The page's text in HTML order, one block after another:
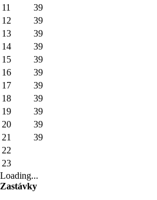
11
39
12
39
13
39
14
39
15
39
16
39
17
39
18
39
19
39
20
39
21
39
22
23
Loading...
Zastávky